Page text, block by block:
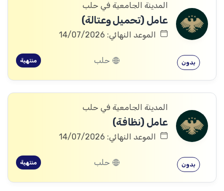
المدينة الجامعية في حلب
عامل (تحميل وعتالة)
الموعد النهائي: 14/07/2026
بدون حلب منتهية
المدينة الجامعية في حلب
عامل (نظافة)
الموعد النهائي: 14/07/2026
بدون حلب منتهية